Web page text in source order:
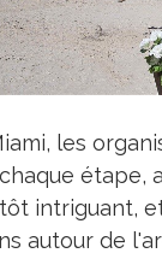
les
étape,
intriguant,
autour de